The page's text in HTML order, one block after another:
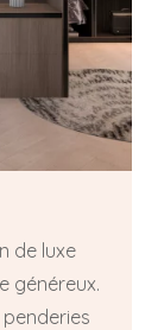
de luxe
généreux.